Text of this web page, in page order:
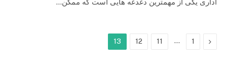
اداری یکی از مهمترین دغدغه هایی است که ممکن…
Previous
1
…
11
12
13